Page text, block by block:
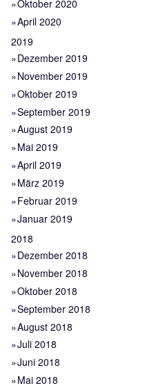
Oktober 2020
April 2020
2019
Dezember 2019
November 2019
Oktober 2019
September 2019
August 2019
Mai 2019
April 2019
März 2019
Februar 2019
Januar 2019
2018
Dezember 2018
November 2018
Oktober 2018
September 2018
August 2018
Juli 2018
Juni 2018
Mai 2018